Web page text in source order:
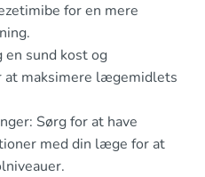
for en mere
sund kost og
maksimere lægemidlets
Sørg for at have
med din læge for at